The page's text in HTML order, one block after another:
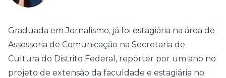
Graduada em Jornalismo, já foi estagiária na área de
Assessoria de Comunicação na Secretaria de
Cultura do Distrito Federal, repórter por um ano no
projeto de extensão da faculdade e estagiária no